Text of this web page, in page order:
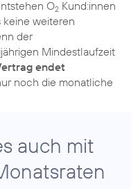
O2 Kund:innen
keine weiteren
der
Mindestlaufzeit
endet
noch die monatliche
auch mit